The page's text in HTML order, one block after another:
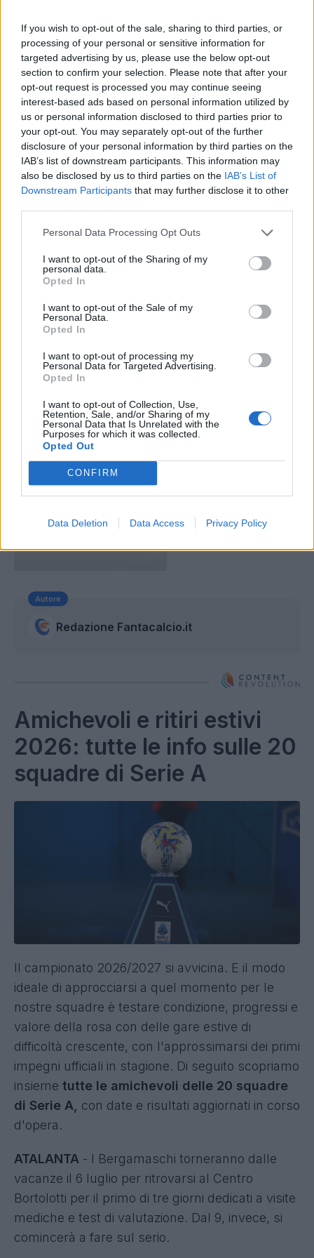
If you wish to opt-out of the sale, sharing to third parties, or
processing of your personal or sensitive information for
targeted advertising by us, please use the below opt-out
section to confirm your selection. Please note that after your
opt-out request is processed you may continue seeing
interest-based ads based on personal information utilized by
us or personal information disclosed to third parties prior to
your opt-out. You may separately opt-out of the further
disclosure of your personal information by third parties on the
IAB’s list of downstream participants. This information may
also be disclosed by us to third parties on the IAB’s List of
Downstream Participants that may further disclose it to other
Personal Data Processing Opt Outs
I want to opt-out of the Sharing of my
personal data.
Opted In
I want to opt-out of the Sale of my
Personal Data.
Opted In
I want to opt-out of processing my
Personal Data for Targeted Advertising.
Opted In
I want to opt-out of Collection, Use,
Retention, Sale, and/or Sharing of my
Personal Data that Is Unrelated with the
Purposes for which it was collected.
Opted Out
CONFIRM
Data Deletion Data Access Privacy Policy
espressioni ingiuriose (due giornate), proferendo
espressione blasfema (una giornata); infrazioni
rilevate dal Quarto Ufficiale.
SQUALIFICA PER DUE GIORNATE EFFETTIVE DI
GARA ED AMMONIZIONE AGYEMAN BADU
Emmanuel (Udinese):per proteste nei
confronti degli Ufficiali di gara (Quinta
sanzione); per avere, al 12° del secondo
tempo, all'atto dell'ammonizione, rivolto
all'Arbitro un'espressione ingiuriosa.
Inoltresanzionati per un turno
Belfodil (Parma), Murru e Cossu (Cagliari),
Domizzi (Udinese), Benalouane (Atalanta),
Verona), Tonelli (Empoli), Vives (Torino), Klose
(Lazio), Acquah (Sampdoria), Abate e Mexes
(Milan), Cannavaro (Sassuolo), Burdisso (Genoa)
ed Evra (Juventus).
Autore
Redazione Fantacalcio.it
Amichevoli e ritiri estivi
2026: tutte le info sulle 20
squadre di Serie A
Il campionato 2026/2027 si avvicina. E il modo
ideale di approcciarsi a quel momento per le
nostre squadre è testare condizione, progressi e
valore della rosa con delle gare estive di
difficoltà crescente, con l'approssimarsi dei primi
impegni ufficiali in stagione. Di seguito scopriamo
insieme tutte le amichevoli delle 20 squadre
di Serie A,
con date e risultati aggiornati in corso
d'opera.
ATALANTA - I Bergamaschi torneranno dalle
vacanze il 6 luglio per ritrovarsi al Centro
Bortolotti per il primo di tre giorni dedicati a visite
mediche e test di valutazione. Dal 9, invece, si
comincerà a fare sul serio.